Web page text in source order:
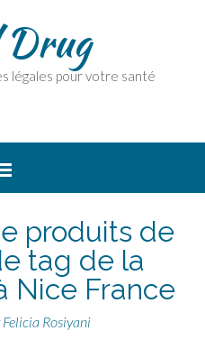
Drug
légales pour votre santé
produits de
tag de la
Nice France
Felicia Rosiyani